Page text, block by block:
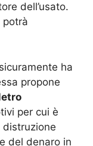
dell’usato.
potrà
ha
propone
per cui è
del denaro in